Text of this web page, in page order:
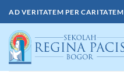
Skip
to
content
AD VERITATEM PER CARITATEM